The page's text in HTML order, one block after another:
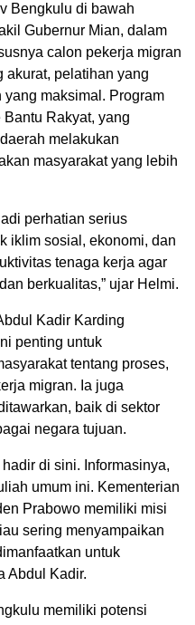
Bengkulu di bawah
Gubernur Mian, dalam
calon pekerja migran
pelatihan yang
maksimal. Program
Rakyat, yang
melakukan
masyarakat yang lebih
perhatian serius
iklim sosial, ekonomi, dan
tenaga kerja agar
berkualitas,” ujar Helmi.
Kadir Karding
penting untuk
tentang proses,
migran. Ia juga
baik di sektor
negara tujuan.
di sini. Informasinya,
umum ini. Kementerian
Prabowo memiliki misi
sering menyampaikan
untuk
Abdul Kadir.
memiliki potensi